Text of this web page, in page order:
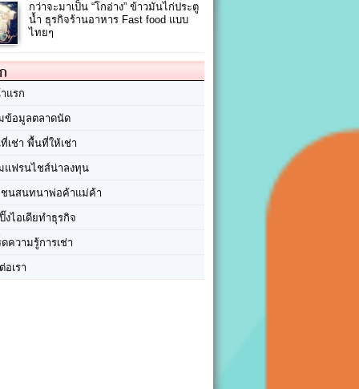
กว่าจะมาเป็น “โกอ่าง” ข้าวมันไก่ประตู
น้ำ ธุรกิจร้านอาหาร Fast food แบบ
ไทยๆ
แรก
ข้อมูลตลาดนัด
เช่า พื้นที่ให้เช่า
แฟรนไชส์น่าลงทุน
นสนทนาพ่อค้าแม่ค้า
งไอเดียทำธุรกิจ
ดความรู้การเช่า
อเรา